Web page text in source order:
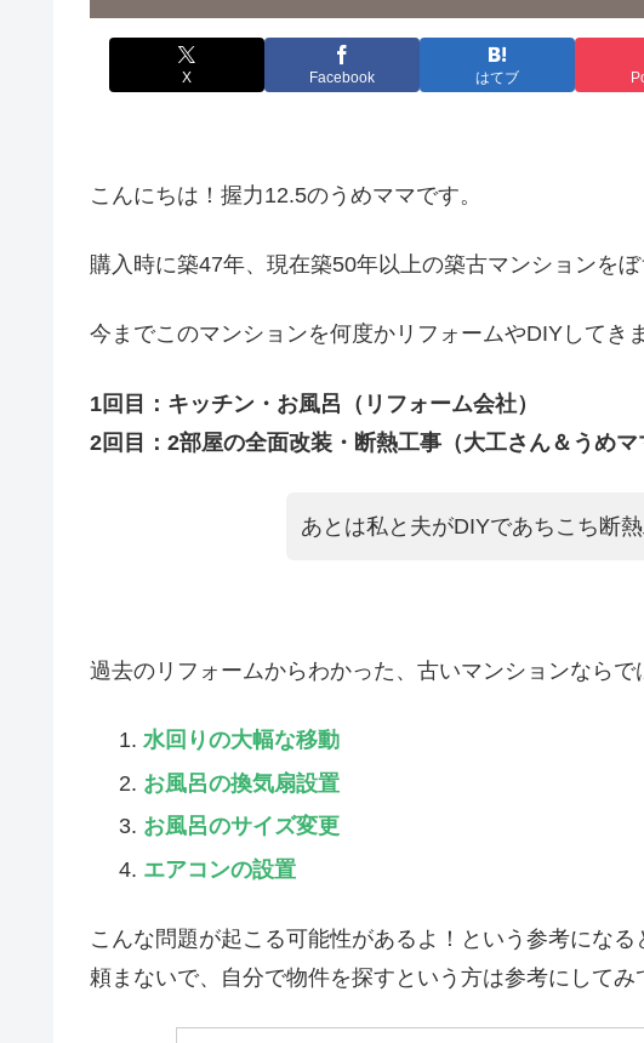
X Facebook はてブ
こんにちは！握力12.5のうめママです。
購入時に築47年、現在築50年以上の築古マンションを
今までこのマンションを何度かリフォームやDIYしてき
1回目：キッチン・お風呂（リフォーム会社）
2回目：2部屋の全面改装・断熱工事（大工さん＆うめマ
あとは私と夫がDIYであちこち断
過去のリフォームからわかった、古いマンションならで
水回りの大幅な移動
お風呂の換気扇設置
お風呂のサイズ変更
エアコンの設置
こんな問題が起こる可能性があるよ！という参考にな
頼まないで、自分で物件を探すという方は参考にしてみ